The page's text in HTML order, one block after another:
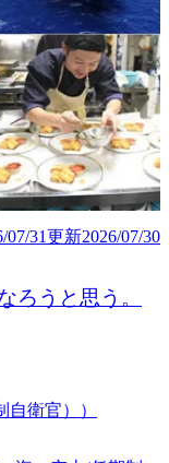
07/31更新2026/07/30
ろうと思う。
衛官））